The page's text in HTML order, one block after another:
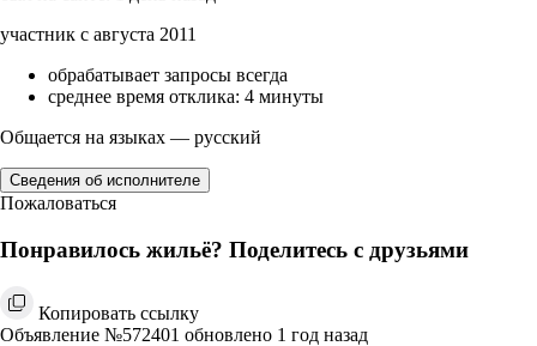
участник с августа 2011
обрабатывает запросы всегда
среднее время отклика: 4 минуты
Общается на языках — русский
Сведения об исполнителе
Пожаловаться
Понравилось жильё? Поделитесь с друзьями
Копировать ссылку
Объявление №572401 обновлено 1 год назад